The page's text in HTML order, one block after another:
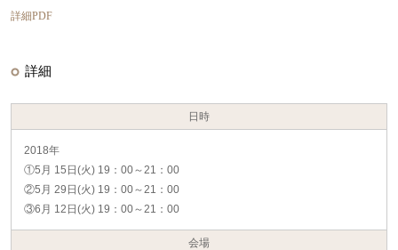
詳細PDF
詳細
日時
2018年
①5月 15日(火) 19：00～21：00
②5月 29日(火) 19：00～21：00
③6月 12日(火) 19：00～21：00
会場